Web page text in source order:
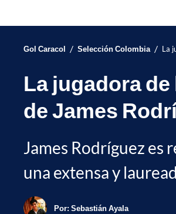
Gol Caracol / Selección Colombia / La
La jugadora
de James
James Rodríguez es
una extensa y
Por: Sebastián Ayala